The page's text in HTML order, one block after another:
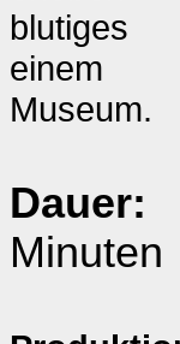
blutiges
einem
Museum.
Dauer:
Minuten